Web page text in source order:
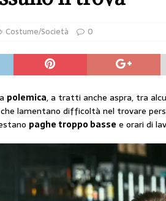
] Nato con l’Austria-Ungheria e morto
ARTE
Costume/Società 0
polemica, a tratti anche aspra, tra
lamentano difficoltà nel trovare
paghe troppo basse e orari di